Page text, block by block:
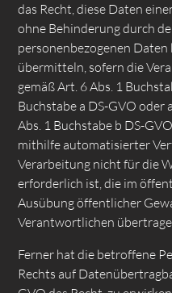
das Recht, diese Daten
ohne Behinderung durch
personenbezogenen
übermitteln, sofern die
gemäß Art. 6 Abs. 1
Buchstabe a DS-GVO oder
Abs. 1 Buchstabe b DS-
mithilfe automatisierter
Verarbeitung nicht für die
erforderlich ist, die im
Ausübung öffentlicher
Verantwortlichen
Ferner hat die betroffene
Rechts auf